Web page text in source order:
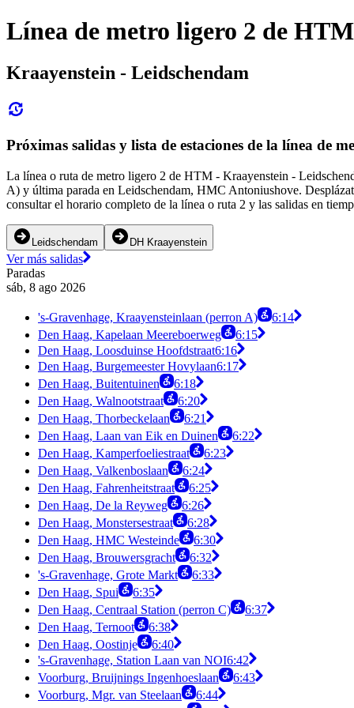
Línea de metro ligero 2 de HTM
Kraayenstein - Leidschendam
Próximas salidas y lista de estaciones de la línea de
La línea o ruta de metro ligero 2 de HTM - Kraayenstein -
A) y última parada en Leidschendam, HMC Antoniushove.
consultar el horario completo de la línea o ruta 2 y las salidas en
Leidschendam DH Kraayenstein
Ver más salidas
Paradas
sáb, 8 ago 2026
's-Gravenhage, Kraayensteinlaan (perron A)
6:14
Den Haag, Kapelaan Meereboerweg
6:15
Den Haag, Loosduinse Hoofdstraat6:16
Den Haag, Burgemeester Hovylaan6:17
Den Haag, Buitentuinen
6:18
Den Haag, Walnootstraat
6:20
Den Haag, Thorbeckelaan
6:21
Den Haag, Laan van Eik en Duinen
6:22
Den Haag, Kamperfoeliestraat
6:23
Den Haag, Valkenboslaan
6:24
Den Haag, Fahrenheitstraat
6:25
Den Haag, De la Reyweg
6:26
Den Haag, Monstersestraat
6:28
Den Haag, HMC Westeinde
6:30
Den Haag, Brouwersgracht
6:32
's-Gravenhage, Grote Markt
6:33
Den Haag, Spui
6:35
Den Haag, Centraal Station (perron C)
6:37
Den Haag, Ternoot
6:38
Den Haag, Oostinje
6:40
's-Gravenhage, Station Laan van NOI6:42
Voorburg, Bruijnings Ingenhoeslaan
6:43
Voorburg, Mgr. van Steelaan
6:44